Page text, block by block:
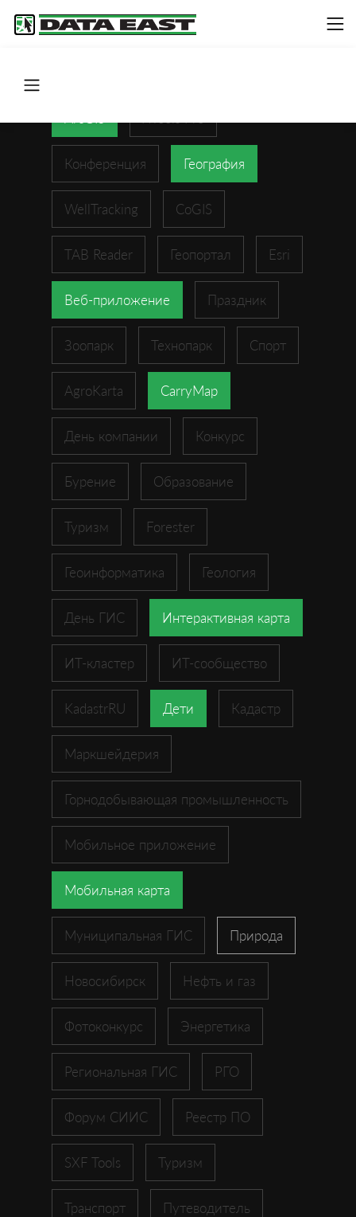
Конференция География
WellTracking CoGIS
TAB Reader Геопортал Esri
Веб-приложение Праздник
Зоопарк Технопарк Спорт
AgroKarta CarryMap
День компании Конкурс
Бурение Образование
Туризм Forester
Геоинформатика Геология
День ГИС Интерактивная карта
ИТ-кластер ИТ-сообщество
KadastrRU Дети Кадастр
Маркшейдерия
Горнодобывающая промышленность
Мобильное приложение
Мобильная карта
Муниципальная ГИС Природа
Новосибирск Нефть и газ
Фотоконкурс Энергетика
Региональная ГИС РГО
Форум СИИС Реестр ПО
SXF Tools Туризм
Транспорт Путеводитель